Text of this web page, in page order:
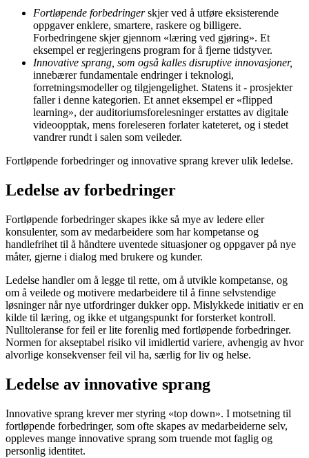
Fortløpende forbedringerskjer ved å utføre eksisterende
oppgaver enklere, smartere, raskere og billigere.
Forbedringene skjer gjennom «læring ved gjøring». Et
eksempel er regjeringens program for å fjerne tidstyver.
Innovative sprang, som også kalles disruptive innovasjoner,
innebærer fundamentale endringer i teknologi,
forretningsmodeller og tilgjengelighet. Statens it - prosjekter
faller i denne kategorien. Et annet eksempel er «flipped
learning», der auditoriumsforelesninger erstattes av digitale
videoopptak, mens foreleseren forlater kateteret, og i stedet
vandrer rundt i salen som veileder.
Fortløpende forbedringer og innovative sprang krever ulik ledelse.
Ledelse av forbedringer
Fortløpende forbedringer skapes ikke så mye av ledere eller
konsulenter, som av medarbeidere som har kompetanse og
handlefrihet til å håndtere uventede situasjoner og oppgaver på nye
måter, gjerne i dialog med brukere og kunder.
Ledelse handler om å legge til rette, om å utvikle kompetanse, og
om å veilede og motivere medarbeidere til å finne selvstendige
løsninger når nye utfordringer dukker opp. Mislykkede initiativ er en
kilde til læring, og ikke et utgangspunkt for forsterket kontroll.
Nulltoleranse for feil er lite forenlig med fortløpende forbedringer.
Normen for akseptabel risiko vil imidlertid variere, avhengig av hvor
alvorlige konsekvenser feil vil ha, særlig for liv og helse.
Ledelse av innovative sprang
Innovative sprang krever mer styring «top down». I motsetning til
fortløpende forbedringer, som ofte skapes av medarbeiderne selv,
oppleves mange innovative sprang som truende mot faglig og
personlig identitet.